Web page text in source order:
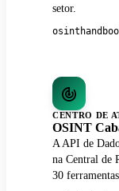
setor.
CENTRO DE
OSINT
A API de
na Central de
30